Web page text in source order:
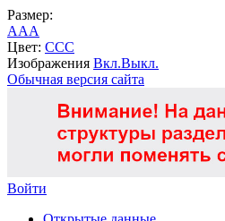
Размер:
AAA
Цвет: CCC
Изображения Вкл.Выкл.
Обычная версия сайта
Войти